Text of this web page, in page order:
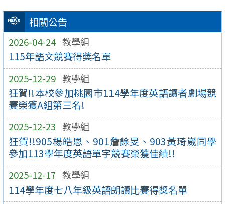
相關公告
2026-04-24 教學組
115年語文競賽得獎名單
2025-12-29 教學組
狂賀!!本校參加桃園市114學年度英語讀者劇場競
賽榮獲A組第三名!
2025-12-23 教學組
狂賀!!905楊皓恩、901詹餘旻、903黃琦崴同學
參加113學年度英語單字競賽榮獲佳績!!
2025-12-17 教學組
114學年度七八年級英語朗讀比賽得獎名單